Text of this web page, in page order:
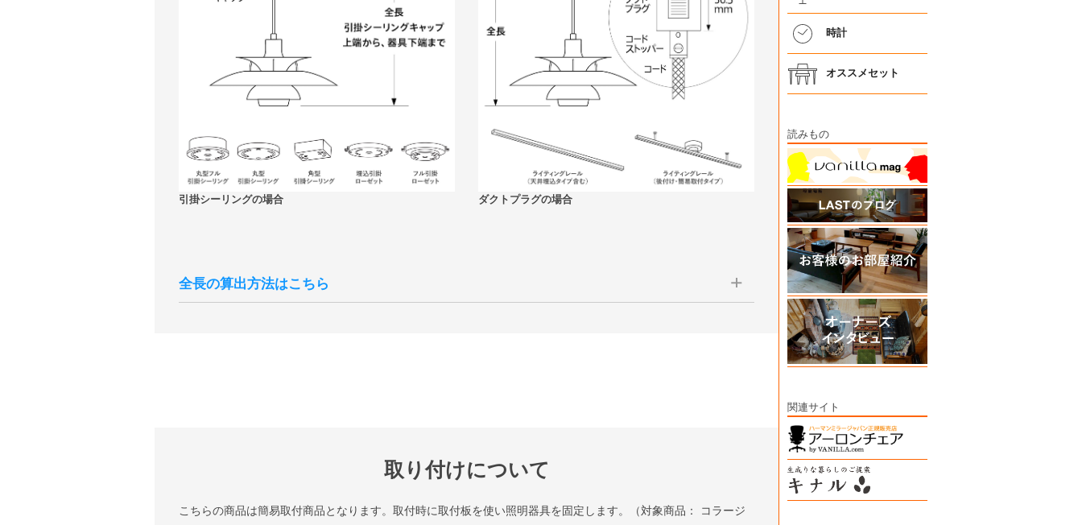
引掛シーリングの場合 ダクトプラグの場合
全長の算出方法はこちら
取り付けについて
こちらの商品は簡易取付商品となります。取付時に取付板を使い照明器具を固定します。（対象商品： コラージ
時計
オススメセット
読みもの
関連サイト